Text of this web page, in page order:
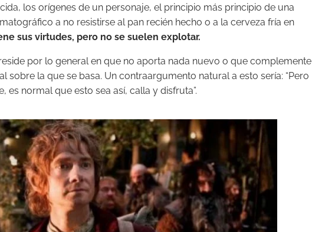
los orígenes de un personaje, el principio más principio de una
a no resistirse al pan recién hecho o a la cerveza fría en
sus virtudes, pero no se suelen explotar.
por lo general en que no aporta nada nuevo o que complemente
sobre la que se basa. Un contraargumento natural a esto sería: “Pero
es normal que esto sea así, calla y disfruta”.